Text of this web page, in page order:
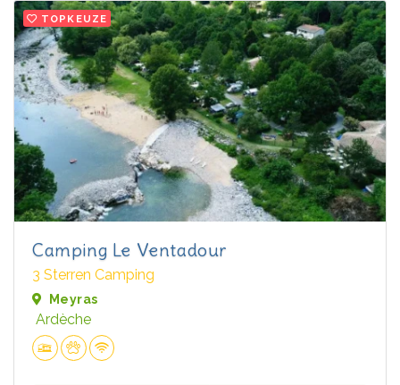
TOPKEUZE
Camping Le Ventadour
3 Sterren Camping
Meyras
Ardèche